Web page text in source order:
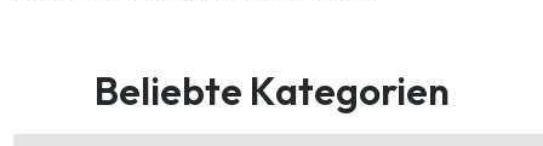
Beliebte Kategorien